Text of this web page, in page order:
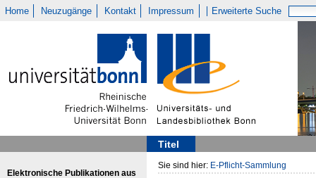
Home Neuzugänge Kontakt Impressum Erweiterte Suche
Titel
Elektronische Publikationen aus
Sie sind hier: E-Pflicht-Sammlung